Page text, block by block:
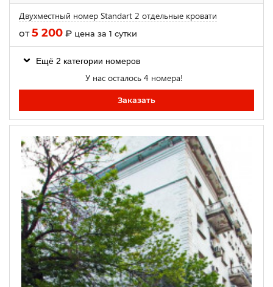
Двухместный номер Standart 2 отдельные кровати
от5 200 ₽ цена за 1 сутки
Ещё 2 категории номеров
У нас осталось 4 номера!
Заказать